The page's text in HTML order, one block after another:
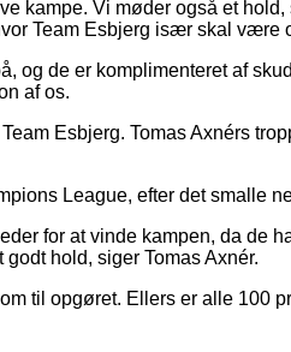
kampe. Vi møder også et
Team Esbjerg især skal være
og de er komplimenteret af
af os.
Esbjerg. Tomas Axnérs
League, efter det smalle
for at vinde kampen, da de
hold, siger Tomas Axnér.
til opgøret. Ellers er alle 100